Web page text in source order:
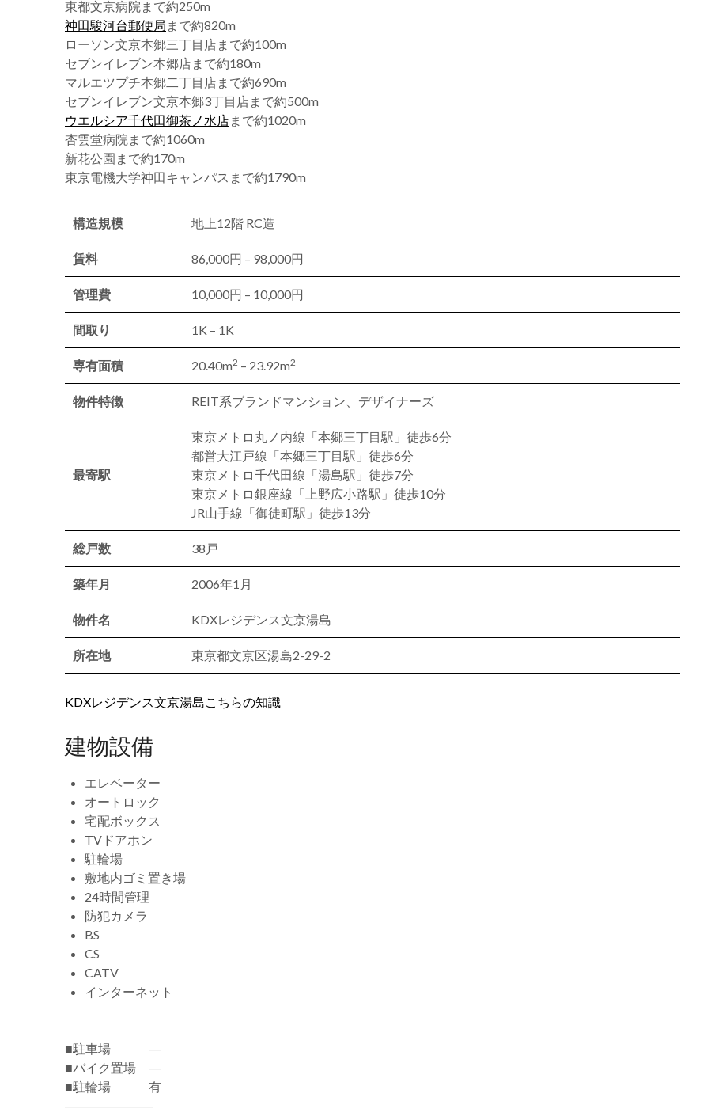
東都文京病院まで約250m
神田駿河台郵便局 まで約820m
ローソン文京本郷三丁目店まで約100m
セブンイレブン本郷店まで約180m
マルエツプチ本郷二丁目店まで約690m
セブンイレブン文京本郷3丁目店まで約500m
ウエルシア千代田御茶ノ水店まで約1020m
杏雲堂病院まで約1060m
新花公園まで約170m
東京電機大学神田キャンパスまで約1790m
構造規模 地上12階 RC造
賃料 86,000円 – 98,000円
管理費 10,000円 – 10,000円
間取り 1K – 1K
専有面積 20.40m2 – 23.92m2
物件特徴 REIT系ブランドマンション、デザイナーズ
最寄駅
東京メトロ丸ノ内線「本郷三丁目駅」徒歩6分
都営大江戸線「本郷三丁目駅」徒歩6分
東京メトロ千代田線「湯島駅」徒歩7分
東京メトロ銀座線「上野広小路駅」徒歩10分
JR山手線「御徒町駅」徒歩13分
総戸数 38戸
築年月 2006年1月
物件名 KDXレジデンス文京湯島
所在地 東京都文京区湯島2-29-2
KDXレジデンス文京湯島こちらの知識
建物設備
エレベーター
オートロック
宅配ボックス
TVドアホン
駐輪場
敷地内ゴミ置き場
24時間管理
防犯カメラ
BS
CS
CATV
インターネット
■駐車場 ―
■バイク置場 ―
■駐輪場 有
―――――――